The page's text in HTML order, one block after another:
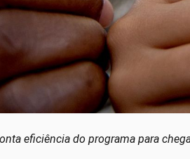
eficiência do programa para